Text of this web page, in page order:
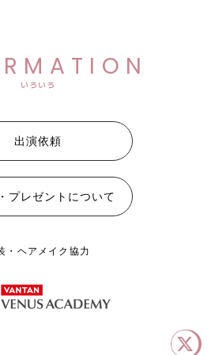
いろいろ
出演依頼
プレゼントについて
・ヘアメイク協力